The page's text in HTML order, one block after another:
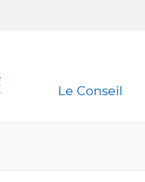
Le Conseil